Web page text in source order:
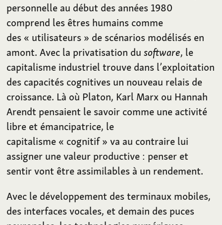
personnelle au début des années 1980
comprend les êtres humains comme
des « utilisateurs » de scénarios modélisés en
amont. Avec la privatisation dusoftware, le
capitalisme industriel trouve dans l’exploitation
des capacités cognitives un nouveau relais de
croissance. Là où Platon, Karl Marx ou Hannah
Arendt pensaient le savoir comme une activité
libre et émancipatrice, le
capitalisme « cognitif » va au contraire lui
assigner une valeur productive : penser et
sentir vont être assimilables à un rendement.
Avec le développement des terminaux mobiles,
des interfaces vocales, et demain des puces